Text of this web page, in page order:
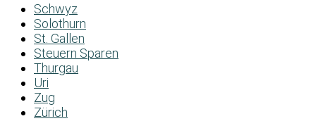
Schwyz
Solothurn
St. Gallen
Steuern Sparen
Thurgau
Uri
Zug
Zürich